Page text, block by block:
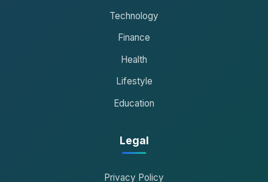
Technology
Finance
Health
Lifestyle
Education
Legal
Privacy Policy